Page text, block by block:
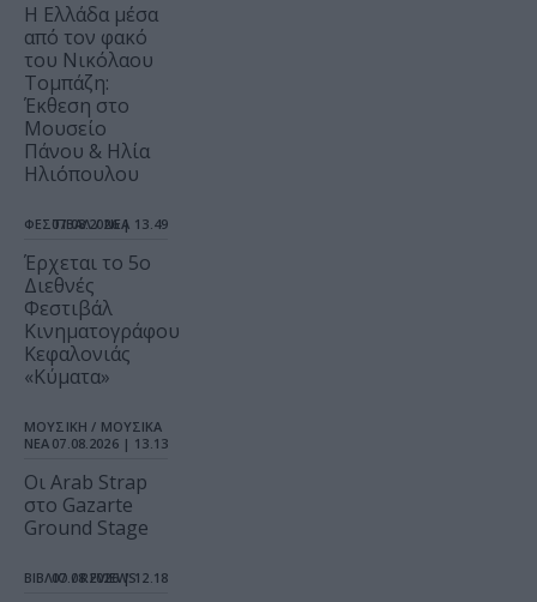
Η Ελλάδα μέσα
από τον φακό
του Νικόλαου
Τομπάζη:
Έκθεση στο
Μουσείο
Πάνου & Ηλία
Ηλιόπουλου
ΦΕΣΤΙΒΑΛ / ΝΕΑ
07.08.2026 | 13.49
Έρχεται το 5ο
Διεθνές
Φεστιβάλ
Κινηματογράφου
Κεφαλονιάς
«Κύματα»
ΜΟΥΣΙΚΗ / ΜΟΥΣΙΚΑ
ΝΕΑ 07.08.2026 | 13.13
Οι Arab Strap
στο Gazarte
Ground Stage
ΒΙΒΛΙΟ / REVIEWS
07.08.2026 | 12.18